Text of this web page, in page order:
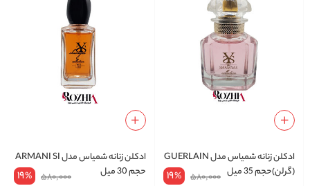
ادکلن زنانه شمیاس مدل GUERLAIN
(گرلن)حجم 35 میل
580,000
19%
ادکلن زنانه شمیاس مدل ARMANI SI
حجم 30 میل
580,000
19%